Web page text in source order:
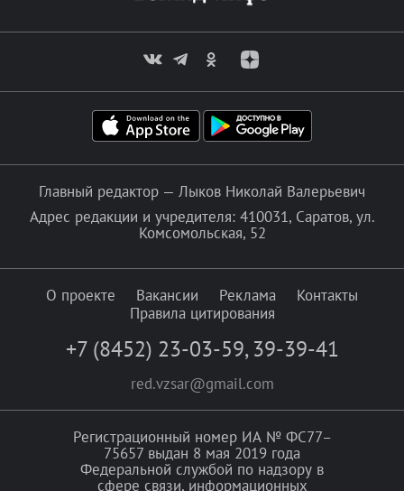
Главный редактор — Лыков Николай Валерьевич
Адрес редакции и учредителя: 410031, Саратов, ул.
Комсомольская, 52
О проекте Вакансии Реклама
Контакты
Правила цитирования
+7 (8452) 23-03-59, 39-39-41
red.vzsar@gmail.com
Регистрационный номер ИА № ФС77–
75657 выдан 8 мая 2019 года
Федеральной службой по надзору в
сфере связи, информационных